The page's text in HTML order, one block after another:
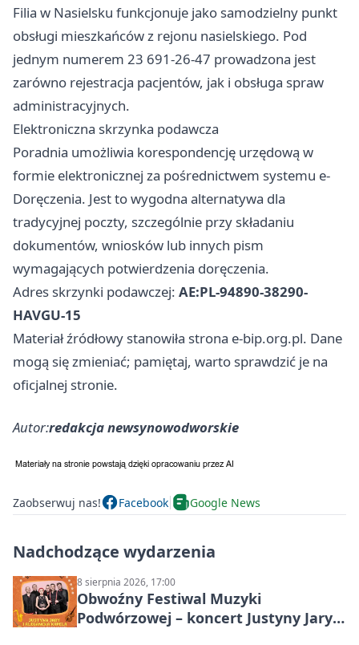
Filia w Nasielsku funkcjonuje jako samodzielny punkt
obsługi mieszkańców z rejonu nasielskiego. Pod
jednym numerem 23 691-26-47 prowadzona jest
zarówno rejestracja pacjentów, jak i obsługa spraw
administracyjnych.
Elektroniczna skrzynka podawcza
Poradnia umożliwia korespondencję urzędową w
formie elektronicznej za pośrednictwem systemu e-
Doręczenia. Jest to wygodna alternatywa dla
tradycyjnej poczty, szczególnie przy składaniu
dokumentów, wniosków lub innych pism
wymagających potwierdzenia doręczenia.
Adres skrzynki podawczej: AE:PL-94890-38290-
HAVGU-15
Materiał źródłowy stanowiła strona e-bip.org.pl. Dane
mogą się zmieniać; pamiętaj, warto sprawdzić je na
oficjalnej stronie.
Autor:redakcja newsynowodworskie
Zaobserwuj nas! Facebook Google News
Nadchodzące wydarzenia
8 sierpnia 2026, 17:00
Obwoźny Festiwal Muzyki
Podwórzowej – koncert Justyny Jary i